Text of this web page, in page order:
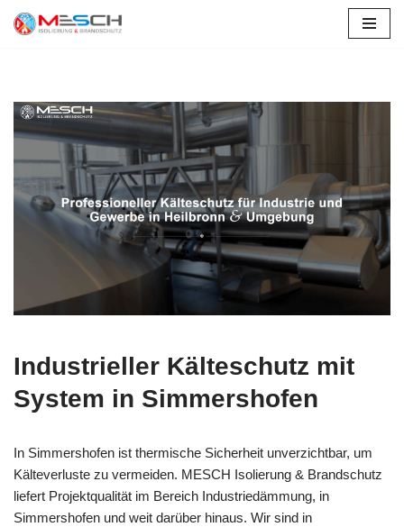
Industrieller Kälteschutz mit
System in Simmershofen
In Simmershofen ist thermische Sicherheit unverzichtbar, um
Kälteverluste zu vermeiden. MESCH Isolierung & Brandschutz
liefert Projektqualität im Bereich Industriedämmung, in
Simmershofen und weit darüber hinaus. Wir sind in